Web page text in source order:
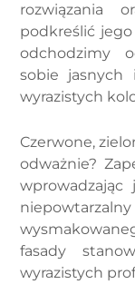
rozwiązania
podkreślić
odchodzimy
sobie jasnych
wyrazistych
Czerwone,
odważnie?
fasady
wyrazistych